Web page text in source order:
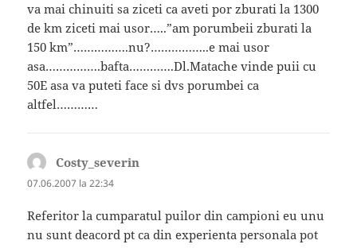
va mai chinuiti sa ziceti ca aveti por zburati la 1300
de km ziceti mai usor…..”am porumbeii zburati la
150 km”…………….nu?……………..e mai usor
asa…………….bafta………….Dl.Matache vinde puii cu
50E asa va puteti face si dvs porumbei ca
altfel…………
Costy_severin
07.06.2007 la 22:34
Referitor la cumparatul puilor din campioni eu unu
nu sunt deacord pt ca din experienta personala pot